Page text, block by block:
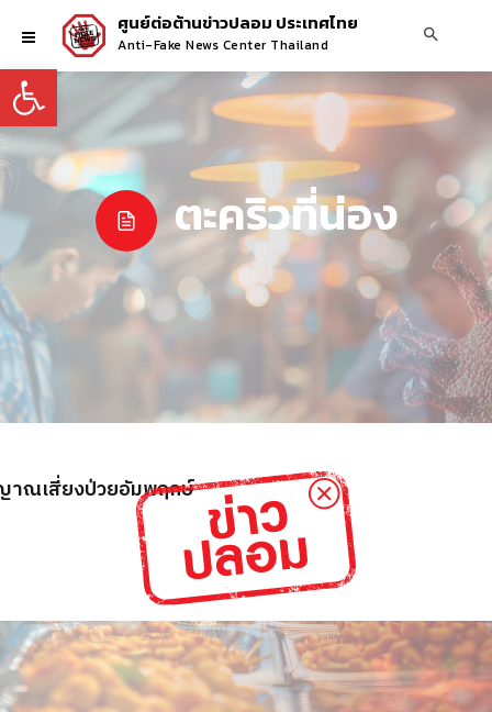
Open toolbar
ศูนย์ต่อต้านข่าวปลอม ประเทศไทย
Anti-Fake News Center Thailand
ตะคริวที่น่อง
าณเสี่ยงป่วยอัมพฤกษ์